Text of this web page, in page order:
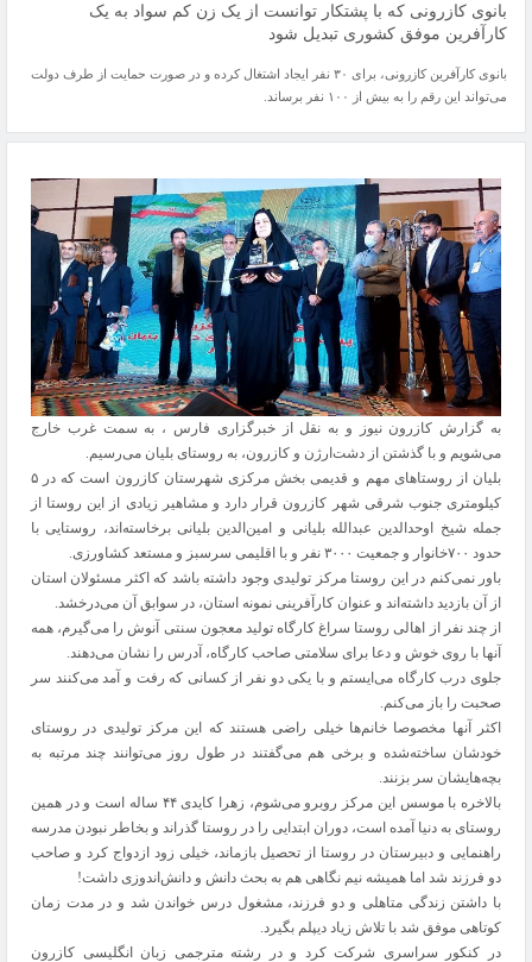
بانوی کازرونی که با پشتکار توانست از یک زن کم سواد به یک
کارآفرین موفق کشوری تبدیل شود
بانوی کارآفرین کازرونی، برای ۳۰ نفر ایجاد اشتغال کرده و در صورت حمایت از طرف دولت
می‌تواند این رقم را به بیش از ۱۰۰ نفر برساند.
به گزارش کازرون نیوز و به نقل از خبرگزاری فارس ، به سمت غرب خارج
می‌شویم و با گذشتن از دشت‌ارژن و کازرون، به روستای بلیان می‌رسیم.
بلیان از روستاهای مهم و قدیمی بخش مرکزی شهرستان کازرون است که در ۵
کیلومتری جنوب شرقی شهر کازرون قرار دارد و مشاهیر زیادی از این روستا از
جمله شیخ اوحدالدین عبدالله بلیانی و امین‌الدین بلیانی برخاسته‌اند، روستایی با
حدود ۷۰۰خانوار و جمعیت ۳۰۰۰ نفر و با اقلیمی سرسبز و مستعد کشاورزی.
باور نمی‌کنم در این روستا مرکز تولیدی وجود داشته باشد که اکثر مسئولان استان
از آن بازدید داشته‌اند و عنوان کارآفرینی نمونه استان، در سوابق آن می‌درخشد.
از چند نفر از اهالی روستا سراغ کارگاه تولید معجون سنتی آنوش را می‌گیرم، همه
آنها با روی خوش و دعا برای سلامتی صاحب کارگاه، آدرس را نشان می‌دهند.
جلوی درب کارگاه می‌ایستم و با یکی دو نفر از کسانی که رفت و آمد می‌کنند سر
صحبت را باز می‌کنم.
اکثر آنها مخصوصا خانم‌ها خیلی راضی هستند که این مرکز تولیدی در روستای
خودشان ساخته‌شده و برخی هم می‌گفتند در طول روز می‌توانند چند مرتبه به
بچه‌هایشان سر بزنند.
بالاخره با موسس این مرکز روبرو می‌شوم، زهرا کایدی ۴۴ ساله است و در همین
روستای به دنیا آمده است، دوران ابتدایی را در روستا گذراند و بخاطر نبودن مدرسه
راهنمایی و دبیرستان در روستا از تحصیل بازماند، خیلی زود ازدواج کرد و صاحب
دو فرزند شد اما همیشه نیم نگاهی هم به بحث دانش و دانش‌اندوزی داشت!
با داشتن زندگی متاهلی و دو فرزند، مشغول درس خواندن شد و در مدت زمان
کوتاهی موفق شد با تلاش زیاد دیپلم بگیرد.
در کنکور سراسری شرکت کرد و در رشته مترجمی زبان انگلیسی کازرون